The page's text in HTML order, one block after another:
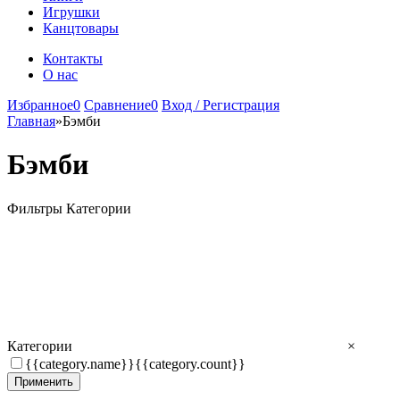
Игрушки
Канцтовары
Контакты
О нас
Избранное0 Сравнение0 Вход / Регистрация
Главная»Бэмби
Бэмби
Фильтры Категории
Категории
×
{{category.name}}{{category.count}}
Применить